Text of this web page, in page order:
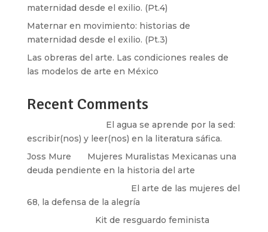
maternidad desde el exilio. (Pt.4)
Maternar en movimiento: historias de
maternidad desde el exilio. (Pt.3)
Las obreras del arte. Las condiciones reales de
las modelos de arte en México
Recent Comments
El agua se aprende por la sed:
escribir(nos) y leer(nos) en la literatura sáfica.
Joss Mure
Mujeres Muralistas Mexicanas una
deuda pendiente en la historia del arte
El arte de las mujeres del
68, la defensa de la alegría
Kit de resguardo feminista